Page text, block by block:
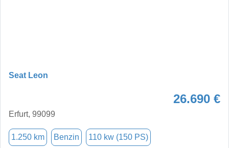
Seat Leon
26.690 €
Erfurt, 99099
1.250 km Benzin 110 kw (150 PS)